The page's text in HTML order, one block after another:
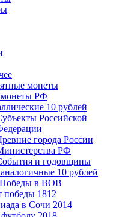
монеты
РФ
10 рублей
Российской
города России
РФ
и годовщины
10 рублей
Победы в ВОВ
победы 1812
в Сочи 2014